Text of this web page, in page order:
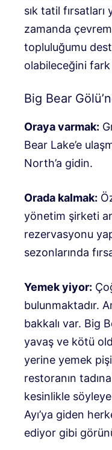
sık tatil
zamanda
topluluğumu
olabileceğini fark
Big Bear
Oraya varmak:
Bear Lake’e
North’a gidin.
Orada kalmak:
yönetim şirketi
rezervasyonu
sezonlarında
Yemek yiyor:
bulunmaktadır.
bakkalı var. Big
yavaş ve kötü
yerine yemek
restoranın
kesinlikle
Ayı’ya giden
ediyor gibi